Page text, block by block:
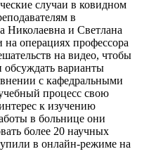
случаи в ковидном
в
Николаевна и Светлана
операциях профессора
на видео, чтобы
обсуждать варианты
с кафедральными
процесс свою
к изучению
в больнице они
более 20 научных
в онлайн-режиме на